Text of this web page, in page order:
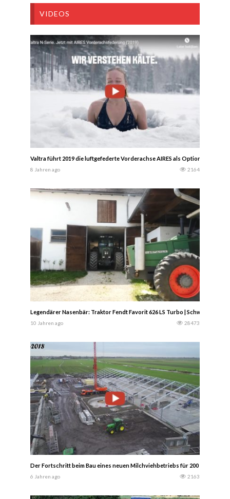
VIDEOS
Valtra führt 2019 die luftgefederte Vorderachse AIRES als Option für die
8 Jahren ago 2164
Legendärer Nasenbär: Traktor Fendt Favorit 626 LS Turbo | Schwaben &
10 Jahren ago 28473
Der Fortschritt beim Bau eines neuen Milchviehbetriebs für 200 Kühe in
6 Jahren ago 2163